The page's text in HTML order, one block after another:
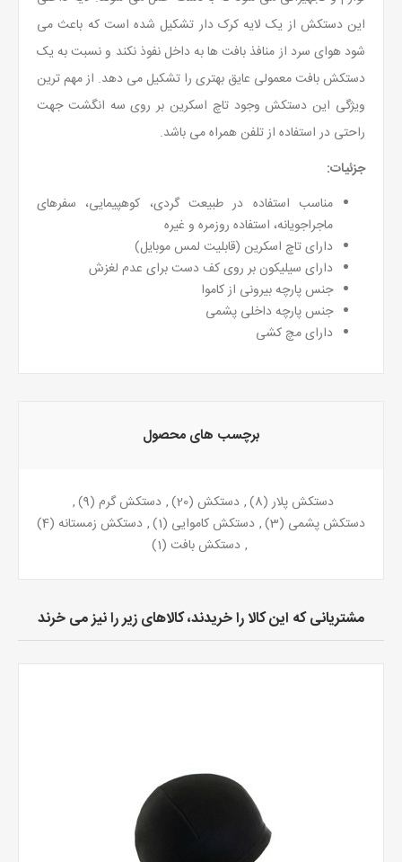
این دستکش از یک لایه کرک دار تشکیل شده است که باعث می
شود هوای سرد از منافذ بافت ها به داخل نفوذ نکند و نسبت به یک
دستکش بافت معمولی عایق بهتری را تشکیل می دهد. از مهم ترین
ویژگی این دستکش وجود تاچ اسکرین بر روی سه انگشت جهت
راحتی در استفاده از تلفن همراه می باشد.
جزئیات:
مناسب استفاده در طبیعت گردی، کوهپیمایی، سفرهای
ماجراجویانه، استفاده روزمره و غیره
دارای تاچ اسکرین (قابلیت لمس موبایل)
دارای سیلیکون بر روی کف دست برای عدم لغزش
جنس پارچه بیرونی از کاموا
جنس پارچه داخلی پشمی
دارای مچ کشی
برچسب های محصول
دستکش پلار (8)
, دستکش (20)
, دستکش گرم (9)
,
دستکش پشمی (3)
, دستکش کاموایی (1)
, دستکش زمستانه (4)
, دستکش بافت (1)
مشتریانی که این کالا را خریدند، کالاهای زیر را نیز می خرند